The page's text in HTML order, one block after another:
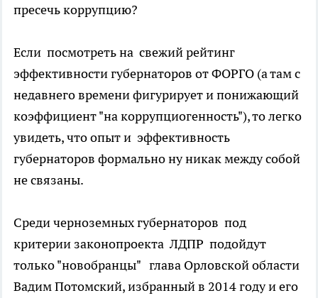
пресечь коррупцию?
Если посмотреть на свежий рейтинг
эффективности губернаторов от ФОРГО (а там с
недавнего времени фигурирует и понижающий
коэффициент "на коррупциогенность"), то легко
увидеть, что опыт и эффективность
губернаторов формально ну никак между собой
не связаны.
Среди черноземных губернаторов под
критерии законопроекта ЛДПР подойдут
только "новобранцы" глава Орловской области
Вадим Потомский, избранный в 2014 году и его